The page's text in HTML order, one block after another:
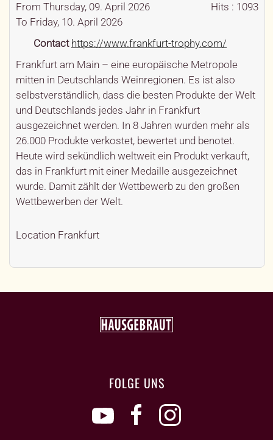
From Thursday, 09. April 2026
To Friday, 10. April 2026
Hits : 1093
Contact https://www.frankfurt-trophy.com/
Frankfurt am Main – eine europäische Metropole
mitten in Deutschlands Weinregionen. Es ist also
selbstverständlich, dass die besten Produkte der Welt
und Deutschlands jedes Jahr in Frankfurt
ausgezeichnet werden. In 8 Jahren wurden mehr als
26.000 Produkte verkostet, bewertet und benotet.
Heute wird sekündlich weltweit ein Produkt verkauft,
das in Frankfurt mit einer Medaille ausgezeichnet
wurde. Damit zählt der Wettbewerb zu den großen
Wettbewerben der Welt.
Location Frankfurt
FOLGE UNS